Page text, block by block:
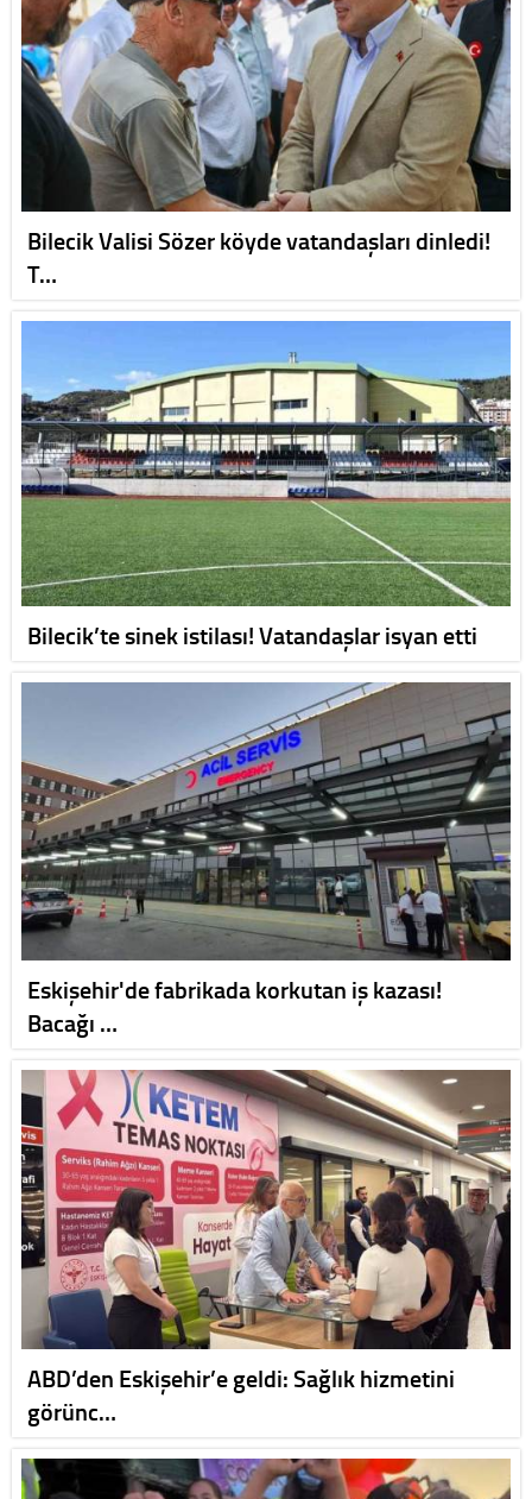
Bilecik Valisi Sözer köyde vatandaşları dinledi!
T…
Bilecik’te sinek istilası! Vatandaşlar isyan etti
Eskişehir'de fabrikada korkutan iş kazası!
Bacağı …
ABD’den Eskişehir’e geldi: Sağlık hizmetini
görünc…